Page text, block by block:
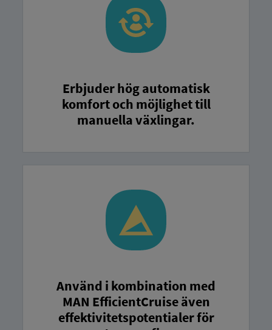
Erbjuder hög automatisk
komfort och möjlighet till
manuella växlingar.
Använd i kombination med
MAN EfficientCruise även
effektivitetspotentialer för